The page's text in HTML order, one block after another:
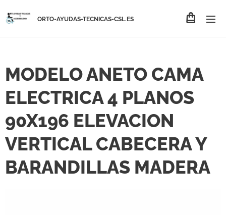
ORTO-AYUDAS-TECNICAS-CSL.ES
MODELO ANETO CAMA
ELECTRICA 4 PLANOS
90X196 ELEVACION
VERTICAL CABECERA Y
BARANDILLAS MADERA